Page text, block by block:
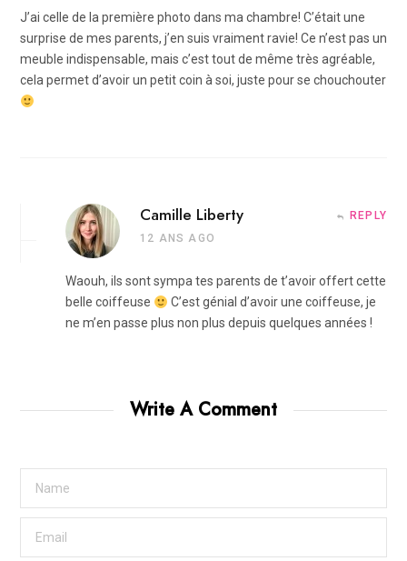
J’ai celle de la première photo dans ma chambre! C’était une
surprise de mes parents, j’en suis vraiment ravie! Ce n’est pas un
meuble indispensable, mais c’est tout de même très agréable,
cela permet d’avoir un petit coin à soi, juste pour se chouchouter
Camille Liberty
12 ANS AGO
REPLY
Waouh, ils sont sympa tes parents de t’avoir offert cette
belle coiffeuse
C’est génial d’avoir une coiffeuse, je
ne m’en passe plus non plus depuis quelques années !
Write A Comment